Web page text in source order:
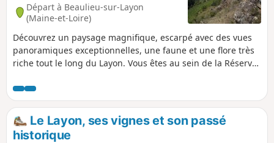
Départ à Beaulieu-sur-Layon
(Maine-et-Loire)
Découvrez un paysage magnifique, escarpé avec des vues
panoramiques exceptionnelles, une faune et une flore très
riche tout le long du Layon. Vous êtes au sein de la Réserve
des coteaux du layon de Saint-Lambert du Lattay. Découvrez
le Pont-Barré, célèbre pour la victoire des Vendéens contre
les Républicains, les 18 et 19 septembre 1793.
Le Layon, ses vignes et son passé
historique